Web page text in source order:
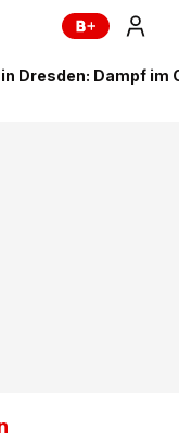
Dresden: Dampf im